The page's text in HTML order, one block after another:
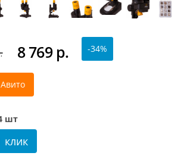
8 769 р. -34%
шт
клик